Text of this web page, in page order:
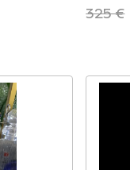
325 €